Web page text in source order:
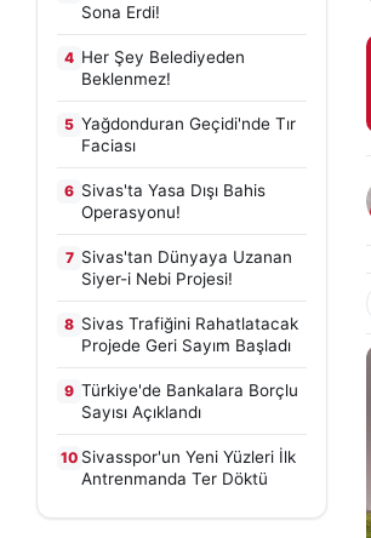
Sona Erdi!
4 Her Şey Belediyeden
Beklenmez!
5 Yağdonduran Geçidi'nde Tır
Faciası
6 Sivas'ta Yasa Dışı Bahis
Operasyonu!
7 Sivas'tan Dünyaya Uzanan
Siyer-i Nebi Projesi!
8 Sivas Trafiğini Rahatlatacak
Projede Geri Sayım Başladı
9 Türkiye'de Bankalara Borçlu
Sayısı Açıklandı
10 Sivasspor'un Yeni Yüzleri İlk
Antrenmanda Ter Döktü